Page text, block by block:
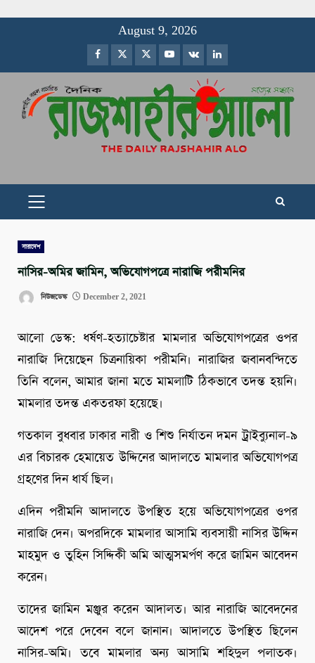
August 9, 2026
Facebook
TwitterInstagram
Youtube
VK LinkedIn
PRIMARY
সারাদেশ
নাসির-অমির জামিন, অভিযোগপত্রে নারাজি পরীমনির
নিউজডেস্ক December 2, 2021
আলো ডেস্ক: ধর্ষণ-হত্যাচেষ্টার মামলার অভিযোগপত্রের ওপর
নারাজি দিয়েছেন চিত্রনায়িকা পরীমনি। নারাজির জবানবন্দিতে
তিনি বলেন, আমার জানা মতে মামলাটি ঠিকভাবে তদন্ত হয়নি।
মামলার তদন্ত একতরফা হয়েছে।
গতকাল বুধবার ঢাকার নারী ও শিশু নির্যাতন দমন ট্রাইব্যুনাল-৯
এর বিচারক হেমায়েত উদ্দিনের আদালতে মামলার অভিযোগপত্র
গ্রহণের দিন ধার্য ছিল।
এদিন পরীমনি আদালতে উপস্থিত হয়ে অভিযোগপত্রের ওপর
নারাজি দেন। অপরদিকে মামলার আসামি ব্যবসায়ী নাসির উদ্দিন
মাহমুদ ও তুহিন সিদ্দিকী অমি আত্মসমর্পণ করে জামিন আবেদন
করেন।
তাদের জামিন মঞ্জুর করেন আদালত। আর নারাজি আবেদনের
আদেশ পরে দেবেন বলে জানান। আদালতে উপস্থিত ছিলেন
নাসির-অমি। তবে মামলার অন্য আসামি শহিদুল পলাতক।